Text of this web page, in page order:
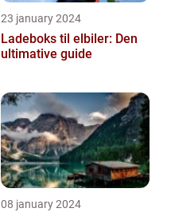
23 january 2024
Ladeboks til elbiler: Den
ultimative guide
08 january 2024